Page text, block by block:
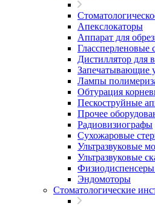
Апекслокаторы
Аппарат для
Глассперленовые
Дистиллятор для
Запечатывающие
Лампы
Обтурация
Пескоструйные
Прочее
Радиовизиографы
Сухожаровые
Ультразвуковые
Ультразвуковые
Эндомоторы
Стоматологические